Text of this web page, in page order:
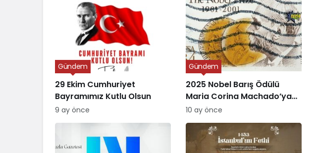
29 Ekim Cumhuriyet
Bayramımız Kutlu Olsun
Gündem
9 ay önce
2025 Nobel Barış Ödülü
Maria Corina Machado’ya
Verildi
Gündem
10 ay önce